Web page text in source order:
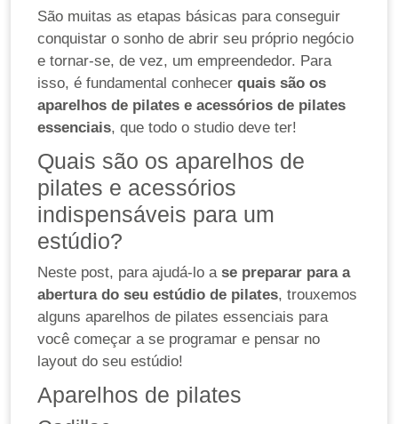
São muitas as etapas básicas para conseguir
conquistar o sonho de abrir seu próprio negócio
e tornar-se, de vez, um empreendedor. Para
isso, é fundamental conhecer quais são os
aparelhos de pilates e acessórios de pilates
essenciais, que todo o studio deve ter!
Quais são os aparelhos de
pilates e acessórios
indispensáveis para um
estúdio?
Neste post, para ajudá-lo ase preparar para a
abertura do seu estúdio de pilates, trouxemos
alguns aparelhos de pilates essenciais para
você começar a se programar e pensar no
layout do seu estúdio!
Aparelhos de pilates